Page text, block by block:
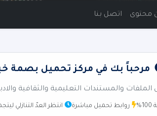
محتوى اتصل بنا
مرحباً بك في مركز تحميل بصمة
الملفات والمستندات التعليمية والثقافية
روابط تحميل مباشرة انتظر العدّ التنازلي